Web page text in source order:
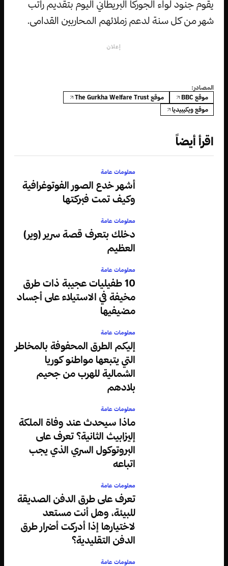
يقوم جنود لواء الجوركا البريطاني اليوم بتقديم راتب
شهر من كل سنة لدعم زملائهم المحاربين القدامى.
إعلان
المصادر:
موقع BBC
موقع The Gurkha Welfare Trust
موقع ويكيبيديا
اقرأ أيضاً
معلومات عامة
أشهر خدع الصور الفوتوغرافية
وكيف تمت فبركتها
معلومات عامة
دخلك بتعرف قصة سرير (وير)
العظيم
معلومات عامة
10 طفيليات عجيبة ذات طرق
مخيفة في الاستيلاء على أجساد
مضيفيها
معلومات عامة
إليكم الطرق المحفوفة بالمخاطر
التي يتبعها مواطنو كوريا
الشمالية للهرب من جحيم
بلادهم
معلومات عامة
ماذا سيحدث عند وفاة الملكة
إليزابيث الثانية؟ تعرف على
البروتوكول السري الذي يجب
اتباعه
معلومات عامة
تعرف على طرق الدفن الصديقة
للبيئة، وهل أنت مستعد
لاختيارها إذا أدركت أضرار طرق
الدفن التقليدية؟
معلومات عامة